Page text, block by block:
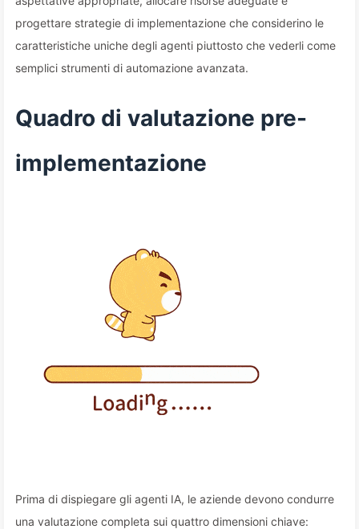
progettare strategie di implementazione che considerino le
caratteristiche uniche degli agenti piuttosto che vederli come
semplici strumenti di automazione avanzata.
Quadro di valutazione pre-
implementazione
Prima di dispiegare gli agenti IA, le aziende devono condurre
una valutazione completa sui quattro dimensioni chiave: